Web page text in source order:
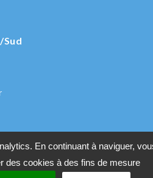
En continuant à naviguer,
des cookies à des fins de mesure